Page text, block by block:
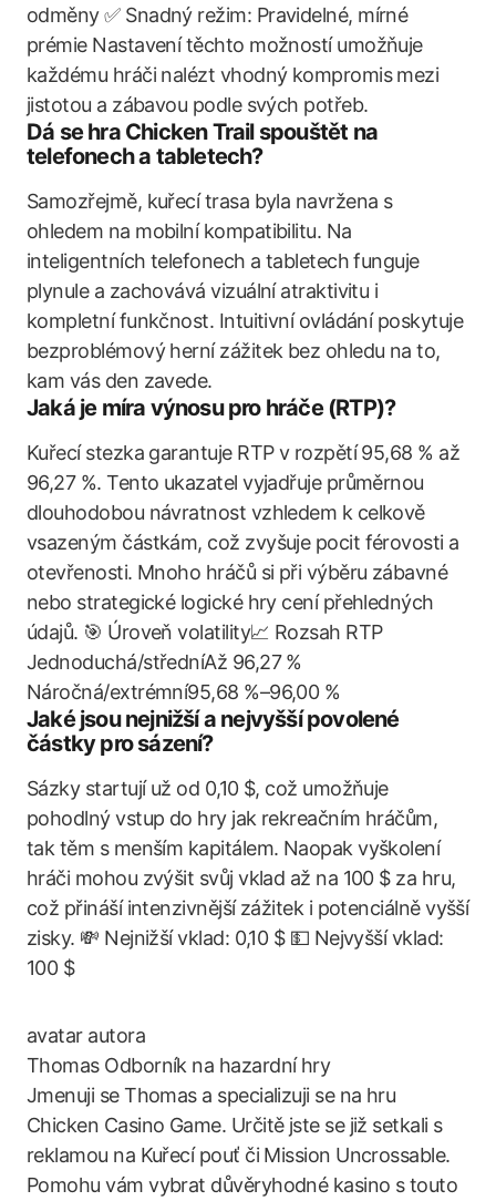
odměny ✅ Snadný režim: Pravidelné, mírné
prémie Nastavení těchto možností umožňuje
každému hráči nalézt vhodný kompromis mezi
jistotou a zábavou podle svých potřeb.
Dá se hra Chicken Trail spouštět na
telefonech a tabletech?
Samozřejmě, kuřecí trasa byla navržena s
ohledem na mobilní kompatibilitu. Na
inteligentních telefonech a tabletech funguje
plynule a zachovává vizuální atraktivitu i
kompletní funkčnost. Intuitivní ovládání poskytuje
bezproblémový herní zážitek bez ohledu na to,
kam vás den zavede.
Jaká je míra výnosu pro hráče (RTP)?
Kuřecí stezka garantuje RTP v rozpětí 95,68 % až
96,27 %. Tento ukazatel vyjadřuje průměrnou
dlouhodobou návratnost vzhledem k celkově
vsazeným částkám, což zvyšuje pocit férovosti a
otevřenosti. Mnoho hráčů si při výběru zábavné
nebo strategické logické hry cení přehledných
údajů. 🎯 Úroveň volatility📈 Rozsah RTP
Jednoduchá/středníAž 96,27 %
Náročná/extrémní95,68 %–96,00 %
Jaké jsou nejnižší a nejvyšší povolené
částky pro sázení?
Sázky startují už od 0,10 $, což umožňuje
pohodlný vstup do hry jak rekreačním hráčům,
tak těm s menším kapitálem. Naopak vyškolení
hráči mohou zvýšit svůj vklad až na 100 $ za hru,
což přináší intenzivnější zážitek i potenciálně vyšší
zisky. 💸 Nejnižší vklad: 0,10 $ 💵 Nejvyšší vklad:
100 $
Thomas Odborník na hazardní hry
Jmenuji se Thomas a specializuji se na hru
Chicken Casino Game. Určitě jste se již setkali s
reklamou na Kuřecí pouť či Mission Uncrossable.
Pomohu vám vybrat důvěryhodné kasino s touto